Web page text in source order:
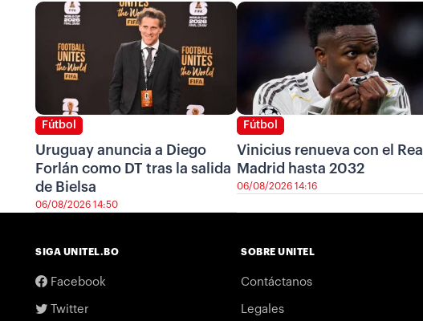
Fútbol
Uruguay anuncia a Diego
Forlán como DT tras la salida
de Bielsa
06/08/2026 14:50
Fútbol
Vinicius renueva con el Real
Madrid hasta 2032
06/08/2026 14:16
SIGA UNITEL.BO
Facebook
Twitter
SOBRE UNITEL
Contáctanos
Legales